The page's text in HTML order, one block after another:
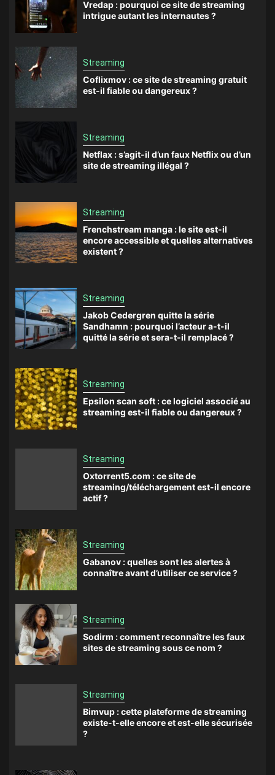
Vredap : pourquoi ce site de streaming
intrigue autant les internautes ?
Streaming
Coflixmov : ce site de streaming gratuit
est-il fiable ou dangereux ?
Streaming
Netflax : s’agit-il d’un faux Netflix ou d’un
site de streaming illégal ?
Streaming
Frenchstream manga : le site est-il
encore accessible et quelles alternatives
existent ?
Streaming
Jakob Cedergren quitte la série
Sandhamn : pourquoi l’acteur a-t-il
quitté la série et sera-t-il remplacé ?
Streaming
Epsilon scan soft : ce logiciel associé au
streaming est-il fiable ou dangereux ?
Streaming
Oxtorrent5.com : ce site de
streaming/téléchargement est-il encore
actif ?
Streaming
Gabanov : quelles sont les alertes à
connaître avant d’utiliser ce service ?
Streaming
Sodirm : comment reconnaître les faux
sites de streaming sous ce nom ?
Streaming
Bimvup : cette plateforme de streaming
existe-t-elle encore et est-elle sécurisée
?